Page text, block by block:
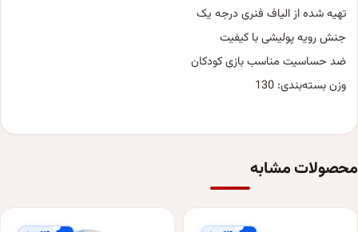
تهیه شده از الیاف فنری درجه یک
جنش رویه پولیشی با کیفیت
ضد حساسیت مناسب بازی کودکان
وزن بسته‌بندی: 130
محصولات مشابه